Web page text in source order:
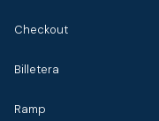
Checkout
Billetera
Ramp